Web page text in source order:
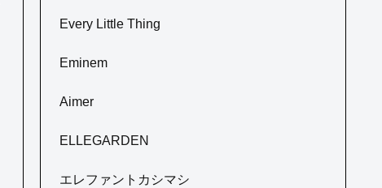
Every Little Thing
Eminem
Aimer
ELLEGARDEN
エレファントカシマシ